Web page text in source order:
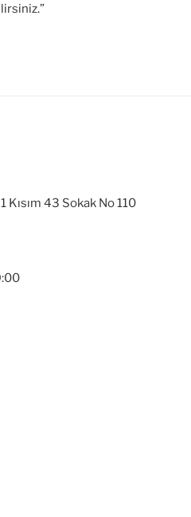
43 Sokak No 110